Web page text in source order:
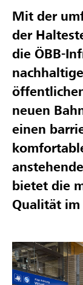
Mit der
der
die ÖBB-
neuen
einen
bietet die
Qualität im